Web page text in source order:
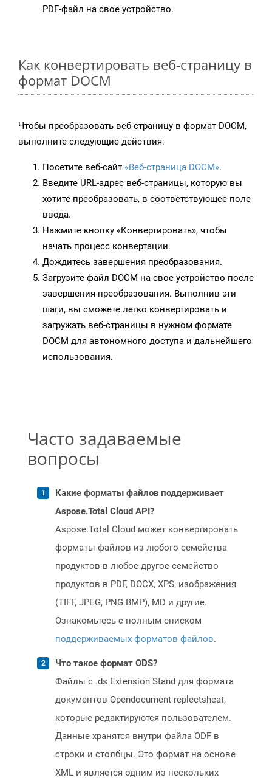
PDF-файл на свое устройство.
Как конвертировать веб-страницу в
формат DOCM
Чтобы преобразовать веб-страницу в формат DOCM,
выполните следующие действия:
Посетите веб-сайт «Веб-страница DOCM».
Введите URL-адрес веб-страницы, которую вы
хотите преобразовать, в соответствующее поле
ввода.
Нажмите кнопку «Конвертировать», чтобы
начать процесс конвертации.
Дождитесь завершения преобразования.
Загрузите файл DOCM на свое устройство после
завершения преобразования. Выполнив эти
шаги, вы сможете легко конвертировать и
загружать веб-страницы в нужном формате
DOCM для автономного доступа и дальнейшего
использования.
Часто задаваемые
вопросы
Какие форматы файлов поддерживает
Aspose.Total Cloud API?
Aspose.Total Cloud может конвертировать
форматы файлов из любого семейства
продуктов в любое другое семейство
продуктов в PDF, DOCX, XPS, изображения
(TIFF, JPEG, PNG BMP), MD и другие.
Ознакомьтесь с полным списком
поддерживаемых форматов файлов.
Что такое формат ODS?
Файлы с .ds Extension Stand для формата
документов Opendocument replectsheat,
которые редактируются пользователем.
Данные хранятся внутри файла ODF в
строки и столбцы. Это формат на основе
XML и является одним из нескольких